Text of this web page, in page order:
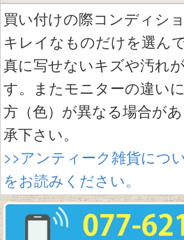
買い付けの際コンディシ
キレイなものだけを選ん
真に写せないキズや汚れ
す。またモニターの違い
方（色）が異なる場合が
承下さい。
>>アンティーク雑貨につ
をお読みください。